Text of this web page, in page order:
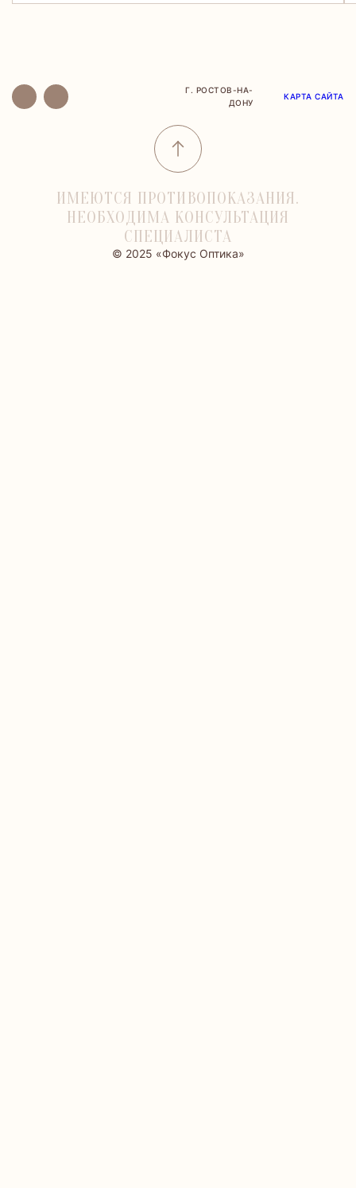
Г. РОСТОВ-НА-
ДОНУ
КАРТА САЙТА
ИМЕЮТСЯ ПРОТИВОПОКАЗАНИЯ.
НЕОБХОДИМА КОНСУЛЬТАЦИЯ
СПЕЦИАЛИСТА
© 2025 «Фокус Оптика»